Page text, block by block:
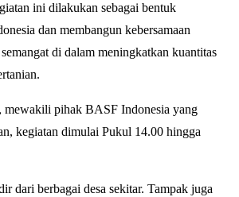
ini dilakukan sebagai bentuk
dan membangun kebersamaan
di dalam meningkatkan kuantitas
mewakili pihak BASF Indonesia yang
kegiatan dimulai Pukul 14.00 hingga
dari berbagai desa sekitar. Tampak juga